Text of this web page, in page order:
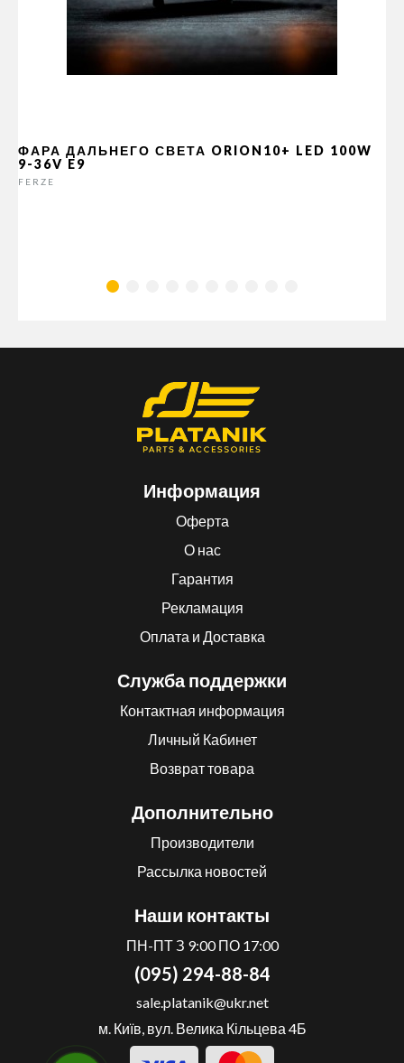
ФАРА ДАЛЬНЕГО СВЕТА ORION10+ LED 100W
9-36V E9
FERZE
Информация
Оферта
О нас
Гарантия
Рекламация
Оплата и Доставка
Служба поддержки
Контактная информация
Личный Кабинет
Возврат товара
Дополнительно
Производители
Рассылка новостей
Наши контакты
ПН-ПТ З 9:00 ПО 17:00
(095) 294-88-84
sale.platanik@ukr.net
м. Київ, вул. Велика Кільцева 4Б